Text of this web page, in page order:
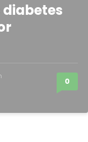
diabetes
0